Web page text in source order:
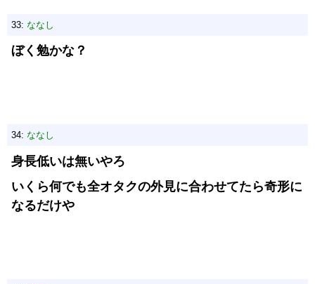
33: ななし
ぼく勉かな？
34: ななし
身長低いは無いやろ
いくら何でも全オタクの外見に合わせてたら奇形に
なるだけや